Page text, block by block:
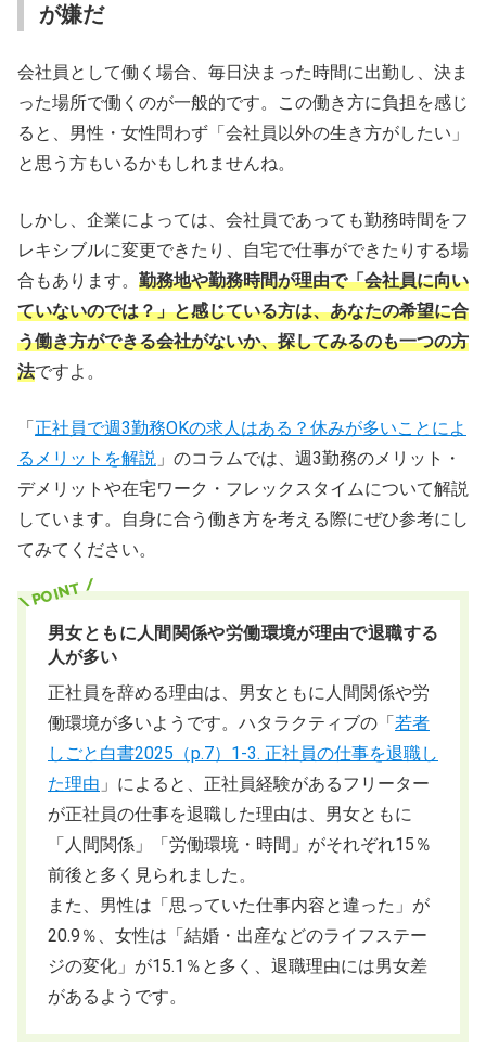
が嫌だ
会社員として働く場合、毎日決まった時間に出勤し、決ま
った場所で働くのが一般的です。この働き方に負担を感じ
ると、男性・女性問わず「会社員以外の生き方がしたい」
と思う方もいるかもしれませんね。
しかし、企業によっては、会社員であっても勤務時間をフ
レキシブルに変更できたり、自宅で仕事ができたりする場
合もあります。 勤務地や勤務時間が理由で「会社員に向い
ていないのでは？」と感じている方は、あなたの希望に合
う働き方ができる会社がないか、探してみるのも一つの方
法ですよ。
「 正社員で週3勤務OKの求人はある？休みが多いことによ
るメリットを解説 」のコラムでは、週3勤務のメリット・
デメリットや在宅ワーク・フレックスタイムについて解説
しています。自身に合う働き方を考える際にぜひ参考にし
てみてください。
男女ともに人間関係や労働環境が理由で退職する
人が多い
正社員を辞める理由は、男女ともに人間関係や労
働環境が多いようです。ハタラクティブの「 若者
しごと白書2025（p.7）1-3. 正社員の仕事を退職し
た理由 」によると、正社員経験があるフリーター
が正社員の仕事を退職した理由は、男女ともに
「人間関係」「労働環境・時間」がそれぞれ15％
前後と多く見られました。
また、男性は「思っていた仕事内容と違った」が
20.9％、女性は「結婚・出産などのライフステー
ジの変化」が15.1％と多く、退職理由には男女差
があるようです。